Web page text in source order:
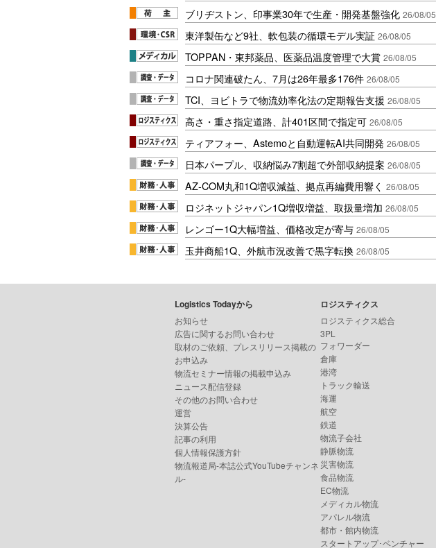
ブリヂストン、印事業30年で生産・開発基盤強化 26/08/05
東洋製缶など9社、軟包装の循環モデル実証 26/08/05
TOPPAN・東邦薬品、医薬品温度管理で大賞 26/08/05
コロナ関連破たん、7月は26年最多176件 26/08/05
TCI、ヨビトラで物流効率化法の定期報告支援 26/08/05
高さ・重さ指定道路、計401区間で指定可 26/08/05
ティアフォー、Astemoと自動運転AI共同開発 26/08/05
日本パープル、収納悩み7割超で外部収納提案 26/08/05
AZ-COM丸和1Q増収減益、拠点再編費用響く 26/08/05
ロジネットジャパン1Q増収増益、取扱量増加 26/08/05
レンゴー1Q大幅増益、価格改定が寄与 26/08/05
玉井商船1Q、外航市況改善で黒字転換 26/08/05
Logistics Todayから
お知らせ
広告に関するお問い合わせ
取材のご依頼、プレスリリース掲載の
お申込み
物流セミナー情報の掲載申込み
ニュース配信登録
その他のお問い合わせ
運営
決算公告
記事の利用
個人情報保護方針
物流報道局-本誌公式YouTubeチャンネ
ル-
ロジスティクス
ロジスティクス総合
3PL
フォワーダー
倉庫
港湾
トラック輸送
海運
航空
鉄道
物流子会社
静脈物流
災害物流
食品物流
EC物流
メディカル物流
アパレル物流
都市・館内物流
スタートアップ･ベンチャー